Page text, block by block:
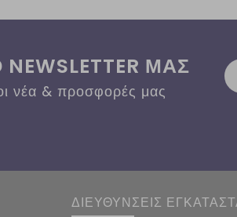
ΜΑΣ
νέα & προσφορές μας
ΔΙΕΥΘΥΝΣΕΙΣ